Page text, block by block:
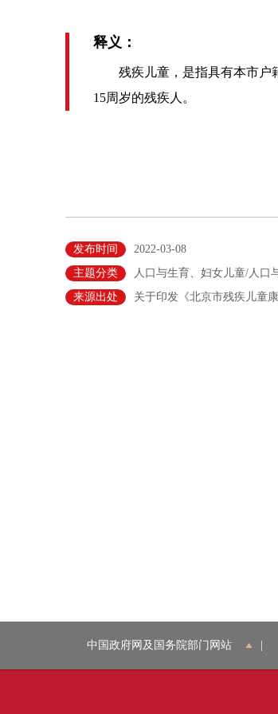
释义：
残疾儿童，是指具有本市户
15周岁的残疾人。
发布时间
2022-03-08
主题分类
人口与生育、妇女儿童/人口
来源出处
关于印发《北京市残疾儿童
中国政府网及国务院部门网站